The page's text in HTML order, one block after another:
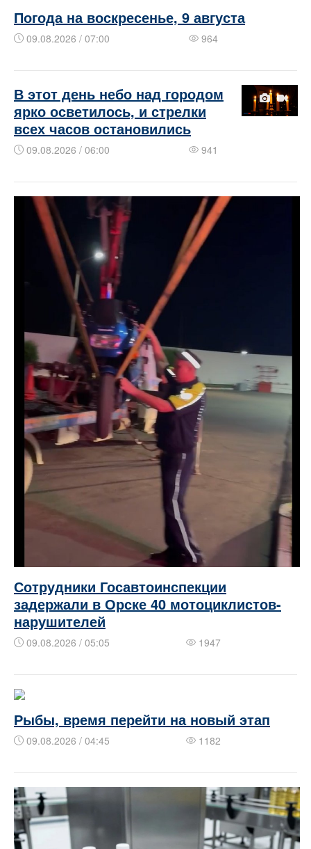
Погода на воскресенье, 9 августа
09.08.2026 / 07:00 964
В этот день небо над городом
ярко осветилось, и стрелки
всех часов остановились
09.08.2026 / 06:00 941
Сотрудники Госавтоинспекции
задержали в Орске 40 мотоциклистов-
нарушителей
09.08.2026 / 05:05 1947
Рыбы, время перейти на новый этап
09.08.2026 / 04:45 1182